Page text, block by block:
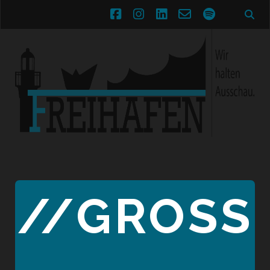
facebookinstagram
linkedin
email-spotify
//GROSSE